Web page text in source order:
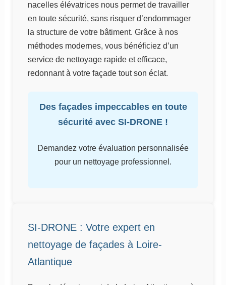
nacelles élévatrices nous permet de travailler
en toute sécurité, sans risquer d’endommager
la structure de votre bâtiment. Grâce à nos
méthodes modernes, vous bénéficiez d’un
service de nettoyage rapide et efficace,
redonnant à votre façade tout son éclat.
Des façades impeccables en toute
sécurité avec SI-DRONE !
Demandez votre évaluation personnalisée
pour un nettoyage professionnel.
SI-DRONE : Votre expert en
nettoyage de façades à Loire-
Atlantique